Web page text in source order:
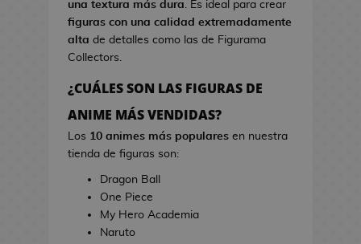
T
a
l
l
a
s
d
e
i
e
o
j
e
g
o
una textura más dura. Es ideal para crear
figuras con una calidad extremadamente
alta de detalles como las de Figurama
Collectors.
¿CUÁLES SON LAS FIGURAS DE
ANIME MÁS VENDIDAS?
Los 10 animes más populares en nuestra
tienda de figuras son:
Dragon Ball
One Piece
My Hero Academia
Naruto